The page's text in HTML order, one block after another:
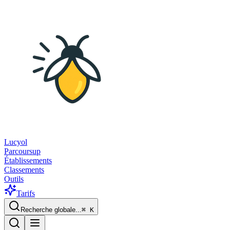
Lucyol
Parcoursup
Établissements
Classements
Outils
Tarifs
Recherche globale...⌘ K